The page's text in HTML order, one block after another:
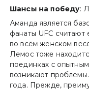
Шансы на победу:
Аманда является
фанаты UFC считают
во всём женском
Лемос тоже
поединках с
возникают
года. Прежде,